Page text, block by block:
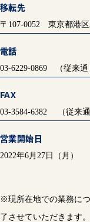
移転先
〒107-0052 東京都港
電話
03-6229-0869 （従来通
FAX
03-3584-6382 （従来通
営業開始日
2022年6月27日（月）
※現所在地での業務に
了させていただきます。